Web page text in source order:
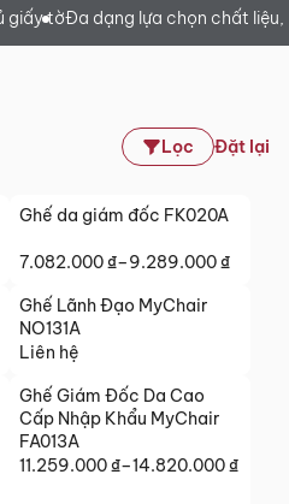
giấy tờĐa dạng lựa chọn chất
Lọc Đặt lại
Ghế da giám đốc FK020A
7.082.000₫–9.289.000₫
Khoảng
giá:
từ
7.082.000 ₫
9.289.000 ₫
Ghế Lãnh Đạo MyChair
NO131A
Liên hệ
Ghế Giám Đốc Da Cao
Cấp Nhập Khẩu MyChair
FA013A
11.259.000₫–14.820.000₫
Khoảng